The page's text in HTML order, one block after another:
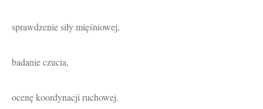
sprawdzenie siły mięśniowej,
badanie czucia,
ocenę koordynacji ruchowej.